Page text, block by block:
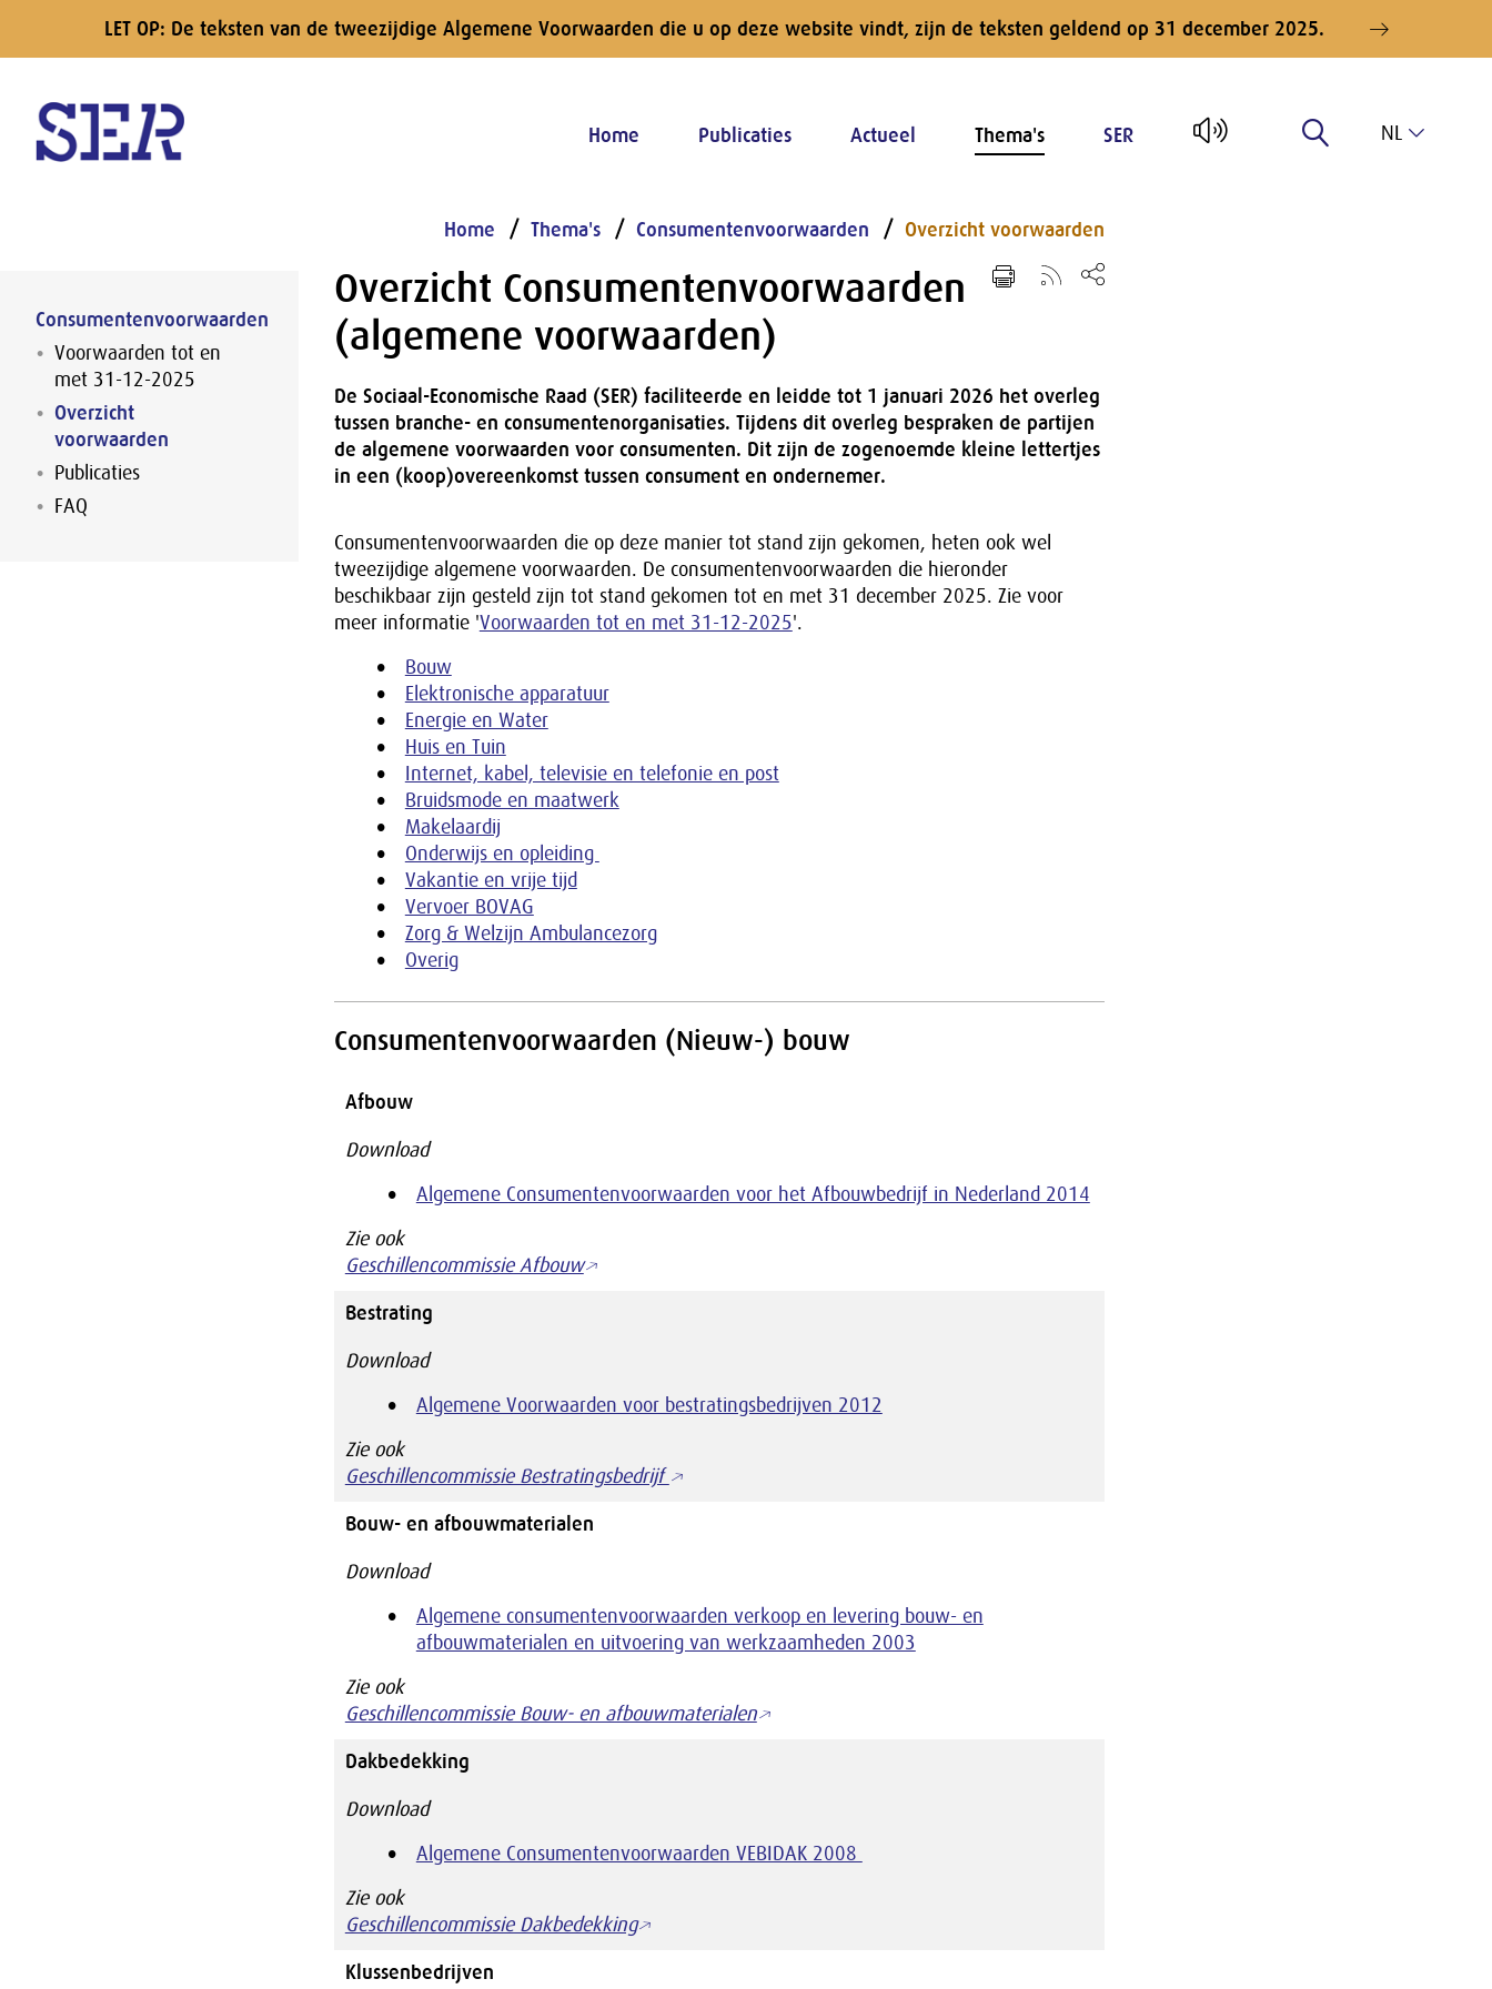
LET OP: De teksten van de tweezijdige Algemene Voorwaarden die u op deze website vindt, zijn de teksten geldend op 31 december 2025.
Home Publicaties Actueel Thema's SER NL
Consumentenvoorwaarden
Voorwaarden tot en
met 31-12-2025
Overzicht
voorwaarden
Publicaties
FAQ
Home Thema's Consumentenvoorwaarden Overzicht voorwaarden
Overzicht Consumentenvoorwaarden
(algemene voorwaarden)
De Sociaal-Economische Raad (SER) faciliteerde en leidde tot 1 januari 2026 het overleg
tussen branche- en consumentenorganisaties. Tijdens dit overleg bespraken de partijen
de algemene voorwaarden voor consumenten. Dit zijn de zogenoemde kleine lettertjes
in een (koop)overeenkomst tussen consument en ondernemer.
Consumentenvoorwaarden die op deze manier tot stand zijn gekomen, heten ook wel
tweezijdige algemene voorwaarden. De consumentenvoorwaarden die hieronder
beschikbaar zijn gesteld zijn tot stand gekomen tot en met 31 december 2025. Zie voor
meer informatie 'Voorwaarden tot en met 31-12-2025'.
Bouw
Elektronische apparatuur
Energie en Water
Huis en Tuin
Internet, kabel, televisie en telefonie en post
Bruidsmode en maatwerk
Makelaardij
Onderwijs en opleiding
Vakantie en vrije tijd
Vervoer BOVAG
Zorg & Welzijn Ambulancezorg
Overig
Consumentenvoorwaarden (Nieuw-) bouw
Afbouw
Download
Algemene Consumentenvoorwaarden voor het Afbouwbedrijf in Nederland 2014
Zie ook
Geschillencommissie Afbouw
Bestrating
Download
Algemene Voorwaarden voor bestratingsbedrijven 2012
Zie ook
Geschillencommissie Bestratingsbedrijf
Bouw- en afbouwmaterialen
Download
Algemene consumentenvoorwaarden verkoop en levering bouw- en
afbouwmaterialen en uitvoering van werkzaamheden 2003
Zie ook
Geschillencommissie Bouw- en afbouwmaterialen
Dakbedekking
Download
Algemene Consumentenvoorwaarden VEBIDAK 2008
Zie ook
Geschillencommissie Dakbedekking
Klussenbedrijven